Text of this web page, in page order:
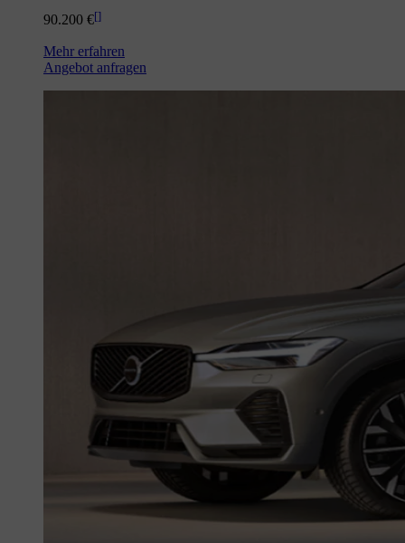
90.200 €[]
Mehr erfahren
Angebot anfragen